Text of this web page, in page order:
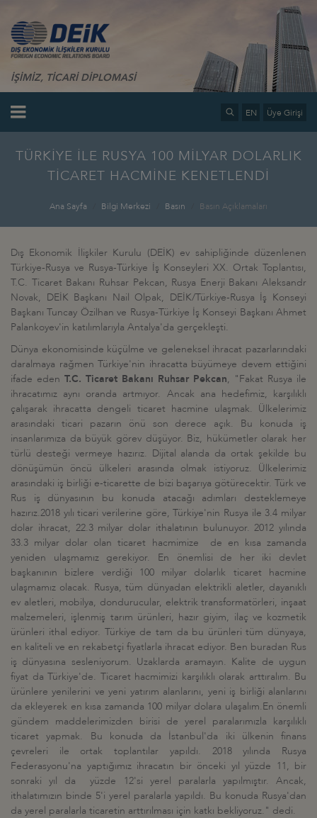
İŞİMİZ, TİCARİ DİPLOMASİ
EN Üye Girişi
TÜRKİYE İLE RUSYA 100 MİLYAR DOLARLIK
TİCARET HACMİNE KENETLENDİ
Ana Sayfa Bilgi Merkezi Basın Basın Açıklamaları
Dış Ekonomik İlişkiler Kurulu (DEİK) ev sahipliğinde düzenlenen
Türkiye-Rusya ve Rusya-Türkiye İş Konseyleri XX. Ortak Toplantısı,
T.C. Ticaret Bakanı Ruhsar Pekcan, Rusya Enerji Bakanı Aleksandr
Novak, DEİK Başkanı Nail Olpak, DEİK/Türkiye-Rusya İş Konseyi
Başkanı Tuncay Özilhan ve Rusya-Türkiye İş Konseyi Başkanı Ahmet
Palankoyev'in katılımlarıyla Antalya'da gerçekleşti.
Dünya ekonomisinde küçülme ve geleneksel ihracat pazarlarındaki
daralmaya rağmen Türkiye'nin ihracatta büyümeye devem ettiğini
ifade eden T.C. Ticaret Bakanı Ruhsar Pekcan, "Fakat Rusya ile
ihracatımız aynı oranda artmıyor. Ancak ana hedefimiz, karşılıklı
çalışarak ihracatta dengeli ticaret hacmine ulaşmak. Ülkelerimiz
arasındaki ticari pazarın önü son derece açık. Bu konuda iş
insanlarımıza da büyük görev düşüyor. Biz, hükümetler olarak her
türlü desteği vermeye hazırız. Dijital alanda da ortak şekilde bu
dönüşümün öncü ülkeleri arasında olmak istiyoruz. Ülkelerimiz
arasındaki iş birliği e-ticarette de bizi başarıya götürecektir. Türk ve
Rus iş dünyasının bu konuda atacağı adımları desteklemeye
hazırız.2018 yılı ticari verilerine göre, Türkiye'nin Rusya ile 3.4 milyar
dolar ihracat, 22.3 milyar dolar ithalatının bulunuyor. 2012 yılında
33.3 milyar dolar olan ticaret hacmimize de en kısa zamanda
yeniden ulaşmamız gerekiyor. En önemlisi de her iki devlet
başkanının bizlere verdiği 100 milyar dolarlık ticaret hacmine
ulaşmamız olacak. Rusya, tüm dünyadan elektrikli aletler, dayanıklı
ev aletleri, mobilya, dondurucular, elektrik transformatörleri, inşaat
malzemeleri, işlenmiş tarım ürünleri, hazır giyim, ilaç ve kozmetik
ürünleri ithal ediyor. Türkiye de tam da bu ürünleri tüm dünyaya,
en kaliteli ve en rekabetçi fiyatlarla ihracat ediyor. Ben buradan Rus
iş dünyasına sesleniyorum. Uzaklarda aramayın. Kalite de uygun
fiyat da Türkiye'de. Ticaret hacmimizi karşılıklı olarak arttıralım. Bu
ürünlere yenilerini ve yeni yatırım alanlarını, yeni iş birliği alanlarını
da ekleyerek en kısa zamanda 100 milyar dolara ulaşalım.En önemli
gündem maddelerimizden birisi de yerel paralarımızla karşılıklı
ticaret yapmak. Bu konuda da İstanbul'da iki ülkenin finans
çevreleri ile ortak toplantılar yapıldı. 2018 yılında Rusya
Federasyonu'na yaptığımız ihracatın bir önceki yıl yüzde 11, bir
sonraki yıl da yüzde 12'si yerel paralarla yapılmıştır. Ancak,
ithalatımızın binde 5'i yerel paralarla yapıldı. Bu konuda Rusya'dan
da yerel paralarla ticaretin arttırılması için katkı bekliyoruz." dedi.